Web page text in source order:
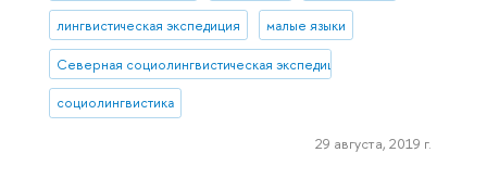
лингвистическая экспедиция малые языки
Северная социолингвистическая экспедиция
социолингвистика
29 августа, 2019 г.